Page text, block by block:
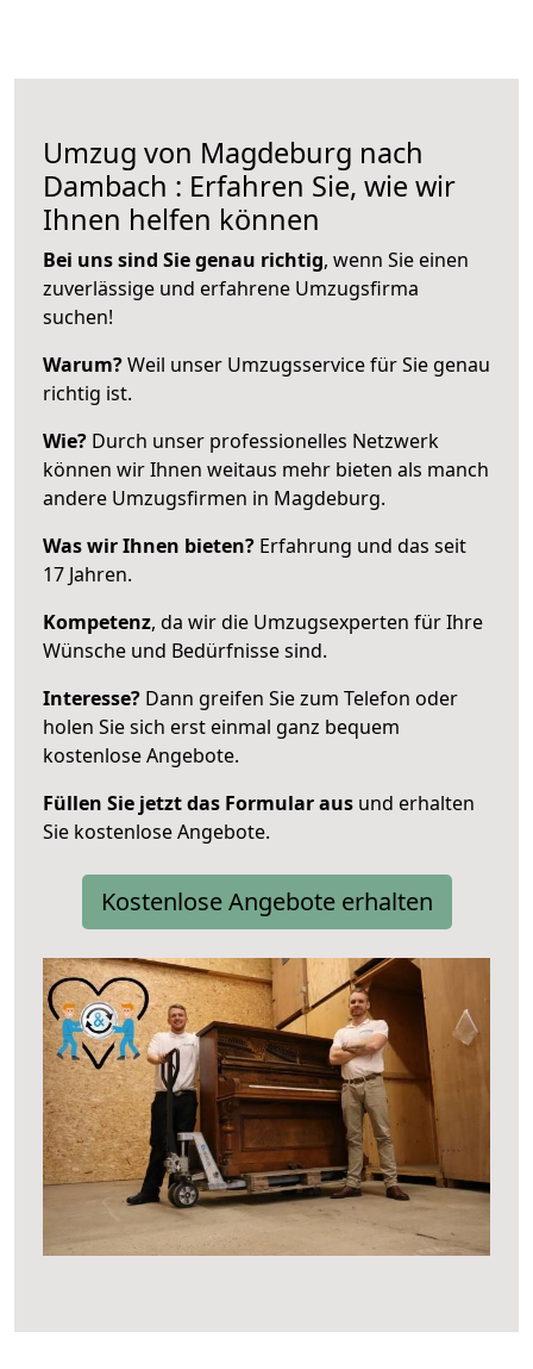
Umzug von Magdeburg nach
Dambach : Erfahren Sie, wie wir
Ihnen helfen können
Bei uns sind Sie genau richtig, wenn Sie einen
zuverlässige und erfahrene Umzugsfirma
suchen!
Warum?Weil unser Umzugsservice für Sie genau
richtig ist.
Wie? Durch unser professionelles Netzwerk
können wir Ihnen weitaus mehr bieten als manch
andere Umzugsfirmen in Magdeburg.
Was wir Ihnen bieten? Erfahrung und das seit
17 Jahren.
Kompetenz, da wir die Umzugsexperten für Ihre
Wünsche und Bedürfnisse sind.
Interesse? Dann greifen Sie zum Telefon oder
holen Sie sich erst einmal ganz bequem
kostenlose Angebote.
Füllen Sie jetzt das Formular aus und erhalten
Sie kostenlose Angebote.
Kostenlose Angebote erhalten